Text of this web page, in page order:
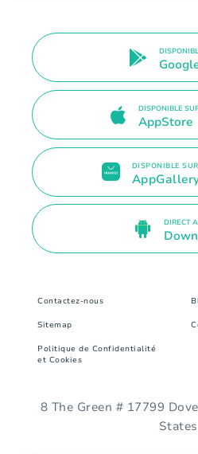
DISPONIBLE
AppStore
DISPONIBLE
DIRECT
Contactez-nous
Sitemap
Politique de Confidentialité
et Cookies
8 The Green # 17799
States